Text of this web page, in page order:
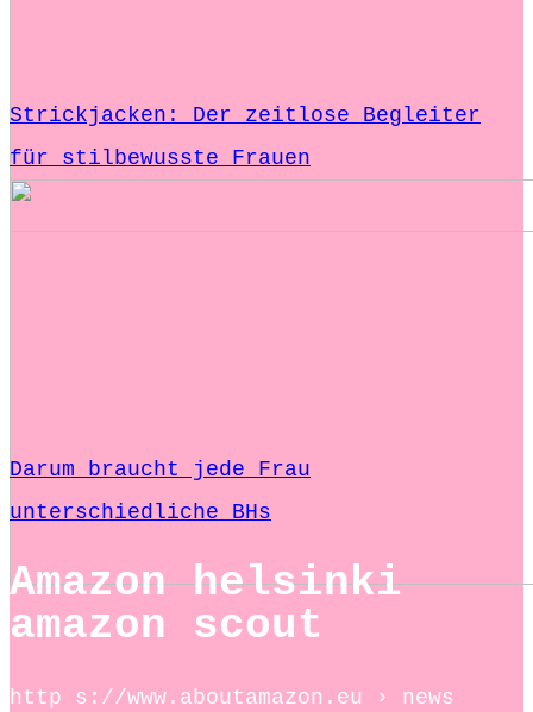
Strickjacken: Der zeitlose Begleiter
für stilbewusste Frauen
Darum braucht jede Frau
unterschiedliche BHs
Amazon helsinki
amazon scout
http s://www.aboutamazon.eu › news